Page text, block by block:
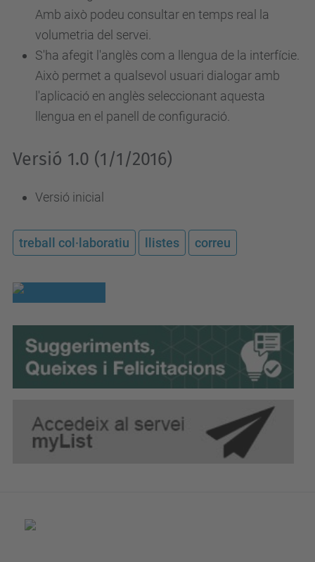
Amb això podeu consultar en temps real la
volumetria del servei.
S'ha afegit l'anglès com a llengua de la interfície.
Això permet a qualsevol usuari dialogar amb
l'aplicació en anglès seleccionant aquesta
llengua en el panell de configuració.
Versió 1.0 (1/1/2016)
Versió inicial
treball col·laboratiu llistes correu